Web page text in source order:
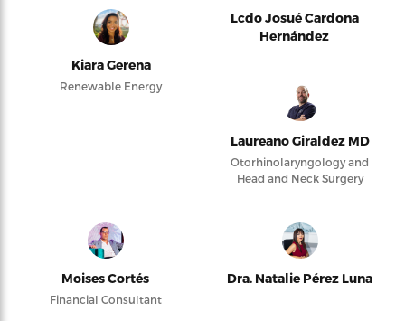
Kiara Gerena
Renewable Energy
Lcdo Josué Cardona
Hernández
Laureano Giraldez MD
Otorhinolaryngology and
Head and Neck Surgery
Moises Cortés
Financial Consultant
Dra. Natalie Pérez Luna